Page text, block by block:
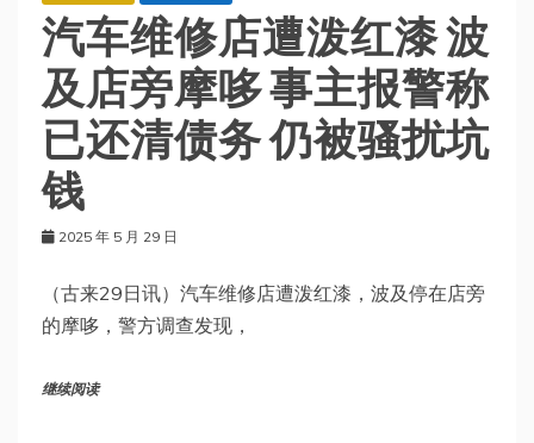
汽车维修店遭泼红漆 波
及店旁摩哆 事主报警称
已还清债务 仍被骚扰坑
钱
2025 年 5 月 29 日
（古来29日讯）汽车维修店遭泼红漆，波及停在店旁
的摩哆，警方调查发现，
继续阅读